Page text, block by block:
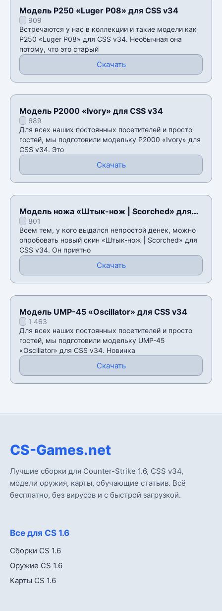
Модель P250 «Luger P08» для CSS v34
909
Встречаются у нас в коллекции и такие модели как
P250 «Luger P08» для CSS v34. Необычная она
потому, что это старый
Скачать
Модель P2000 «Ivory» для CSS v34
689
Для всех наших постоянных посетителей и просто
гостей, мы подготовили модельку P2000 «Ivory» для
CSS v34. Это
Скачать
Модель ножа «Штык-нож | Scorched» для
CSS v34
801
Всем тем, у кого выдался непростой денек, можно
опробовать новый скин «Штык-нож | Scorched» для
CSS v34. Он приятно
Скачать
Модель UMP-45 «Oscillator» для CSS v34
1 463
Для всех наших постоянных посетителей и просто
гостей, мы подготовили модельку UMP-45
«Oscillator» для CSS v34. Новинка
Скачать
CS-Games.net
Лучшие сборки для Counter-Strike 1.6, CSS v34,
модели оружия, карты, обучающие статьив. Всё
бесплатно, без вирусов и с быстрой загрузкой.
Все для CS 1.6
Сборки CS 1.6
Оружие CS 1.6
Карты CS 1.6